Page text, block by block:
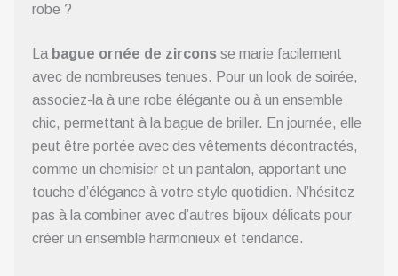
robe ?
La bague ornée de zircons se marie facilement
avec de nombreuses tenues. Pour un look de soirée,
associez-la à une robe élégante ou à un ensemble
chic, permettant à la bague de briller. En journée, elle
peut être portée avec des vêtements décontractés,
comme un chemisier et un pantalon, apportant une
touche d’élégance à votre style quotidien. N’hésitez
pas à la combiner avec d’autres bijoux délicats pour
créer un ensemble harmonieux et tendance.